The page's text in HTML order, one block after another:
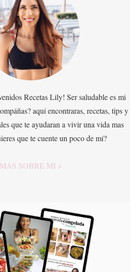
Recetas Lily! Ser saludable es mi
aquí encontraras, recetas, tips y
que te ayudaran a vivir una vida mas
que te cuente un poco de mí?
MÁS SOBRE MI >